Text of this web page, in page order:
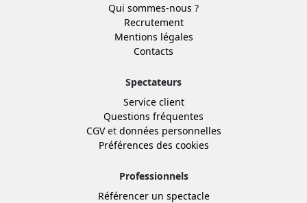
Qui sommes-nous ?
Recrutement
Mentions légales
Contacts
Spectateurs
Service client
Questions fréquentes
CGVet données personnelles
Préférences des cookies
Professionnels
Référencer un spectacle